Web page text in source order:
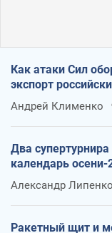
Как атаки Сил
экспорт
Андрей Клименко
Два
календарь осени-
Александр Липенко
Ракетный щит и